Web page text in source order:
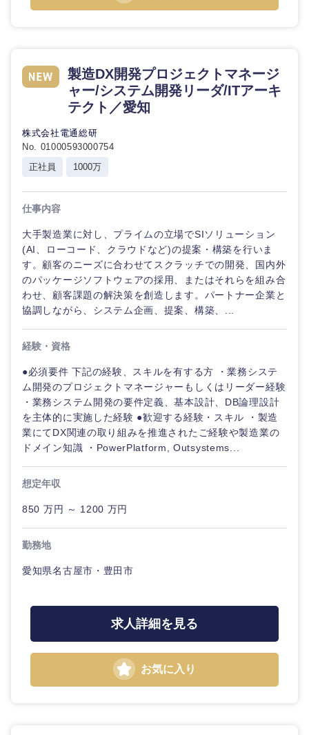
製造DX開発プロジェクトマネージ
ャー/システム開発リーダ/ITアーキ
テクト／愛知
株式会社電通総研
No. 01000593000754
正社員
1000万
仕事内容
大手製造業に対し、プライムの立場でSIソリューション
(AI、ローコード、クラウドなど)の提案・構築を行いま
す。顧客のニーズに合わせてスクラッチでの開発、国内外
のパッケージソフトウェアの採用、またはそれらを組み合
わせ、顧客課題の解決策を創造します。パートナー企業と
協調しながら、システム企画、提案、構築、...
経験・資格
●必須要件 下記の経験、スキルを有する方 ・業務システ
ム開発のプロジェクトマネージャーもしくはリーダー経験
・業務システム開発の要件定義、基本設計、DB論理設計
を主体的に実施した経験 ●歓迎する経験・スキル ・製造
業にてDX関連の取り組みを推進されたご経験や製造業の
ドメイン知識 ・PowerPlatform, Outsystems...
想定年収
850 万円 ～ 1200 万円
勤務地
愛知県名古屋市・豊田市
求人詳細を見る
お気に入り